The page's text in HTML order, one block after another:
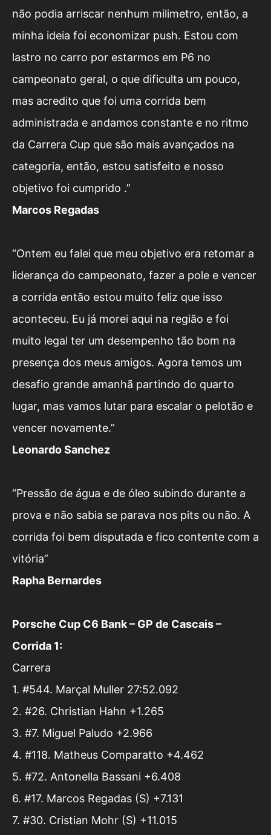
não podia arriscar nenhum milimetro, então, a
minha ideia foi economizar push. Estou com
lastro no carro por estarmos em P6 no
campeonato geral, o que dificulta um pouco,
mas acredito que foi uma corrida bem
administrada e andamos constante e no ritmo
da Carrera Cup que são mais avançados na
categoria, então, estou satisfeito e nosso
objetivo foi cumprido .”
Marcos Regadas
“Ontem eu falei que meu objetivo era retomar a
liderança do campeonato, fazer a pole e vencer
a corrida então estou muito feliz que isso
aconteceu. Eu já morei aqui na região e foi
muito legal ter um desempenho tão bom na
presença dos meus amigos. Agora temos um
desafio grande amanhã partindo do quarto
lugar, mas vamos lutar para escalar o pelotão e
vencer novamente.”
Leonardo Sanchez
“Pressão de água e de óleo subindo durante a
prova e não sabia se parava nos pits ou não. A
corrida foi bem disputada e fico contente com a
vitória”
Rapha Bernardes
Porsche Cup C6 Bank – GP de Cascais –
Corrida 1:
Carrera
1. #544. Marçal Muller 27:52.092
2. #26. Christian Hahn +1.265
3. #7. Miguel Paludo +2.966
4. #118. Matheus Comparatto +4.462
5. #72. Antonella Bassani +6.408
6. #17. Marcos Regadas (S) +7.131
7. #30. Cristian Mohr (S) +11.015